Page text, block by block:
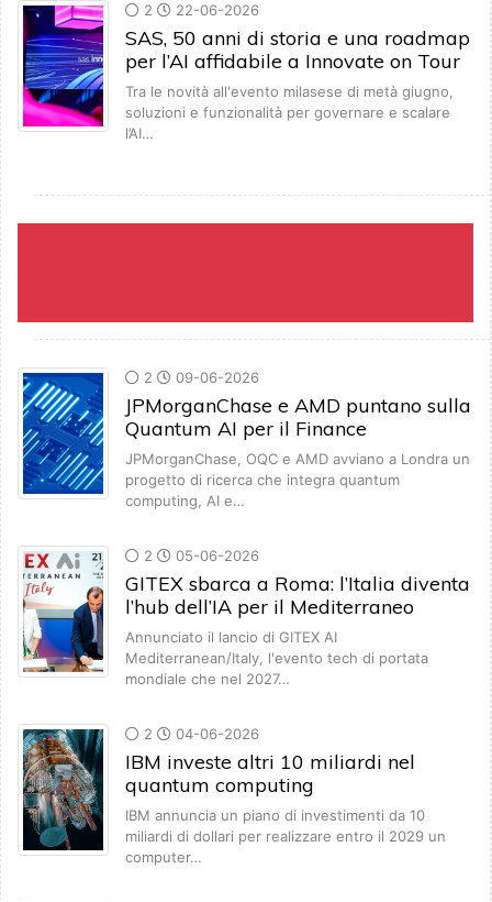
2 22-06-2026
SAS, 50 anni di storia e una roadmap
per l’AI affidabile a Innovate on Tour
Tra le novità all'evento milasese di metà giugno,
soluzioni e funzionalità per governare e scalare
l’AI…
2 09-06-2026
JPMorganChase e AMD puntano sulla
Quantum AI per il Finance
JPMorganChase, OQC e AMD avviano a Londra un
progetto di ricerca che integra quantum
computing, AI e…
2 05-06-2026
GITEX sbarca a Roma: l’Italia diventa
l’hub dell’IA per il Mediterraneo
Annunciato il lancio di GITEX AI
Mediterranean/Italy, l'evento tech di portata
mondiale che nel 2027…
2 04-06-2026
IBM investe altri 10 miliardi nel
quantum computing
IBM annuncia un piano di investimenti da 10
miliardi di dollari per realizzare entro il 2029 un
computer…